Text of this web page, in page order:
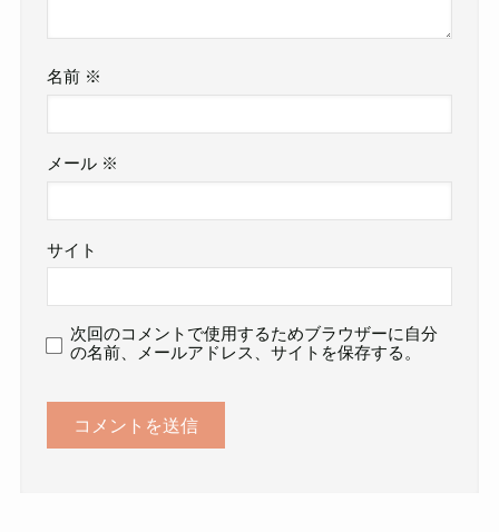
名前 ※
メール ※
サイト
次回のコメントで使用するためブラウザーに自分
の名前、メールアドレス、サイトを保存する。